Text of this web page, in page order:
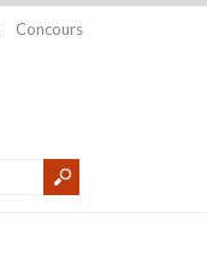
Concours